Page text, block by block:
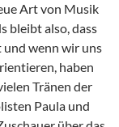
Art von Musik
bleibt also, dass
und wenn wir uns
haben
Tränen der
Paula und